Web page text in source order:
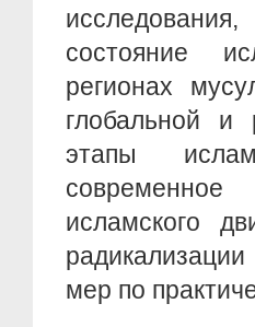
состояние
регионах
глобальной и
этапы
современное
исламского
мер по